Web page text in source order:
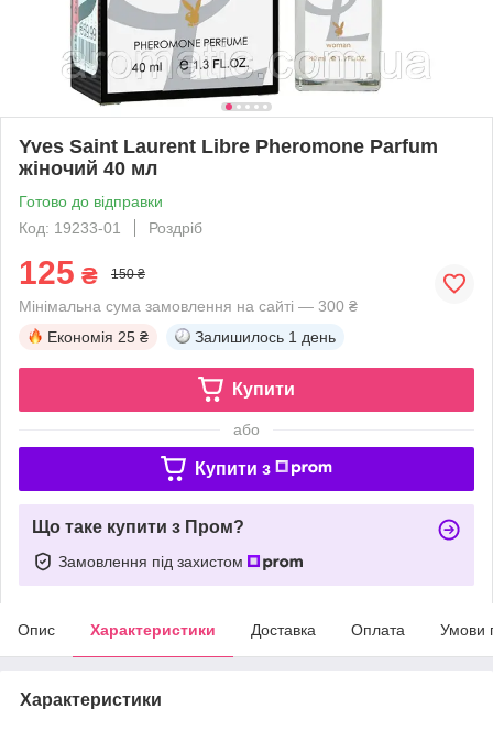
Yves Saint Laurent Libre Pheromone Parfum
жіночий 40 мл
Готово до відправки
Код: 19233-01
Роздріб
125 ₴ 150 ₴
Мінімальна сума замовлення на сайті — 300 ₴
Економія 25 ₴ Залишилось 1 день
Купити
або
Купити з
Що таке купити з Пром?
Замовлення під захистом
Опис Характеристики Доставка Оплата Умови
Характеристики